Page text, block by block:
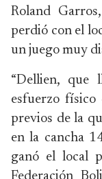
Roland
perdió con el
un juego muy
“Dellien, que
esfuerzo
previos de la
en la cancha
ganó el local
Federación